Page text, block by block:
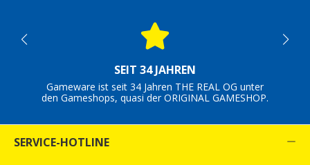
SEIT 34 JAHREN
Gameware ist seit 34 Jahren THE REAL OG unter
den Gameshops, quasi der ORIGINAL GAMESHOP.
SERVICE-HOTLINE